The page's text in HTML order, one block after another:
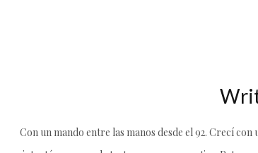
Con un mando entre las manos desde el 92. Crecí